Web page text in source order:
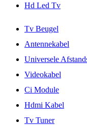
Hd Led Tv
Tv Beugel
Antennekabel
Universele
Videokabel
Ci Module
Hdmi Kabel
Tv Tuner